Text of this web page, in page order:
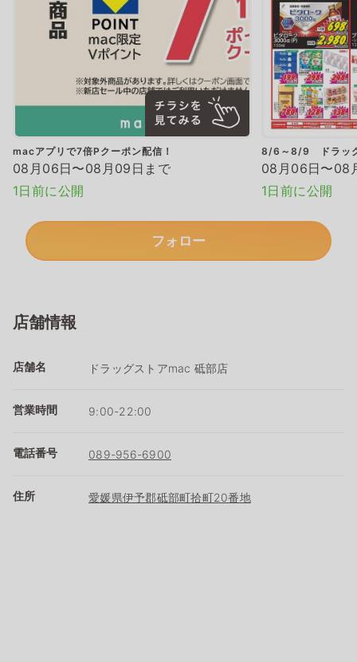
macアプリで7倍Pクーポン配信！
08月06日〜08月09日まで
1日前に公開
8/6～8/9 ドラッグ
08月06日〜08
1日前に公開
フォロー
店舗情報
店舗名 ドラッグストアmac 砥部店
営業時間 9:00-22:00
電話番号 089-956-6900
住所 愛媛県伊予郡砥部町拾町20番地